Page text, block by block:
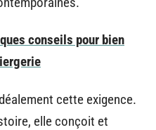
conseils pour bien
cette exigence.
elle conçoit et